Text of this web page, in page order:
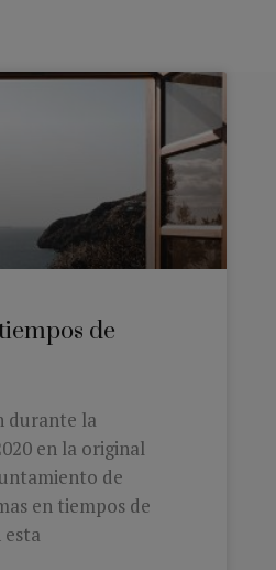
de
la
en la original
de
en tiempos de
esta